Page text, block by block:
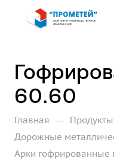
60.60
Главная — Продукты
Дорожные
Арки гофрированные